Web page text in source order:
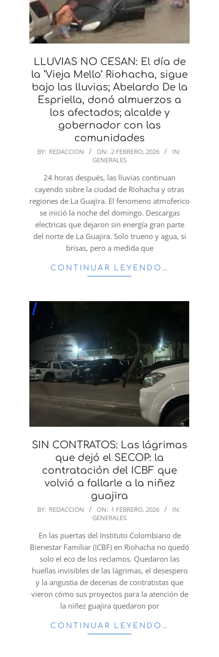
LLUVIAS NO CESAN: El día de
la ‘Vieja Mello’ Riohacha, sigue
bajo las lluvias; Abelardo De la
Espriella, donó almuerzos a
los afectados; alcalde y
gobernador con las
comunidades
2026-
BY: REDACCION ON: 2 FEBRERO, 2026
IN:
GENERALES
24 horas después, las lluvias continuan
cayendo sobre la ciudad de Riohacha y otras
regiones de La Guajira. El fenomeno atmoferico
se inició la noche del domingo. Descargas
electricas que dejaron sin energía gran parte
del norte de La Guajira. Solo trueno y agua, si
brisas, pero a medida que
CONTINUAR LEYENDO…
SIN CONTRATOS: Las lágrimas
que dejó el SECOP: la
contratación del ICBF que
volvió a fallarle a la niñez
guajira
2026-
BY: REDACCION ON: 1 FEBRERO, 2026
IN:
GENERALES
En las puertas del Instituto Colombiano de
Bienestar Familiar (ICBF) en Riohacha no quedó
solo el eco de los reclamos. Quedaron las
huellas invisibles de las lágrimas, el desespero
y la angustia de decenas de contratistas que
vieron cómo sus proyectos para la atención de
la niñez guajira quedaron por
CONTINUAR LEYENDO…